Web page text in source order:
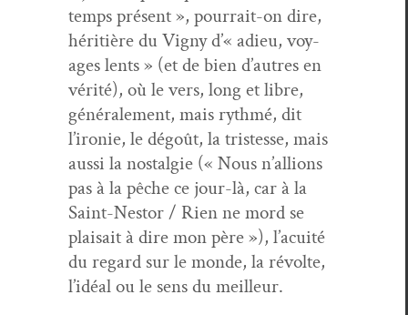
temps présent », pour­rait-on dire,
héri­tière du Vigny d’« adieu, voy­
ages lents » (et de bien d’autres en
vérité), où le vers, long et libre,
générale­ment, mais ryth­mé, dit
l’ironie, le dégoût, la tristesse, mais
aus­si la nos­tal­gie (« Nous n’allions
pas à la pêche ce jour-là, car à la
Saint-Nestor / Rien ne mord se
plai­sait à dire mon père »), l’acuité
du regard sur le monde, la révolte,
l’idéal ou le sens du meilleur.